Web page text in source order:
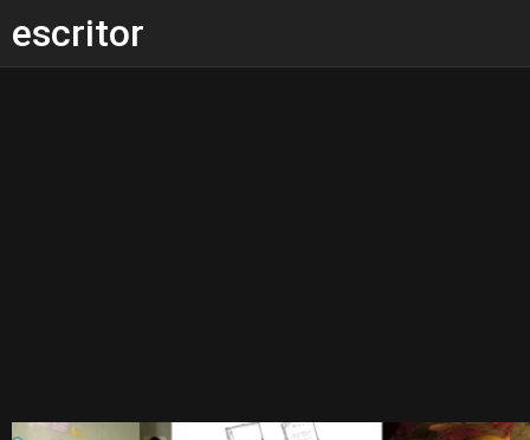
escritor